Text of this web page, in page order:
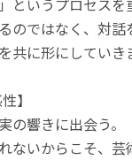
というプロセス
のではなく、対
共に形にしていき
】
の響きに出会う。
ないからこそ、芸